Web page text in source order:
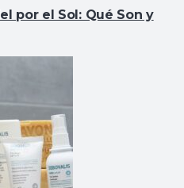
por el Sol: Qué Son y